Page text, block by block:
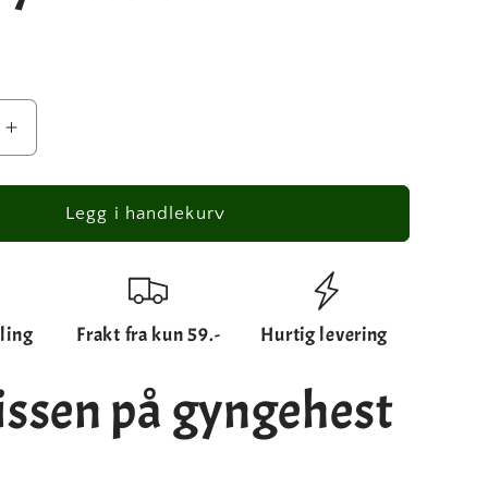
Øk
antallet
for
Julenissen
på
20
Legg i handlekurv
Frakt fra kun 59.- Hurtig levering
på gyngehest